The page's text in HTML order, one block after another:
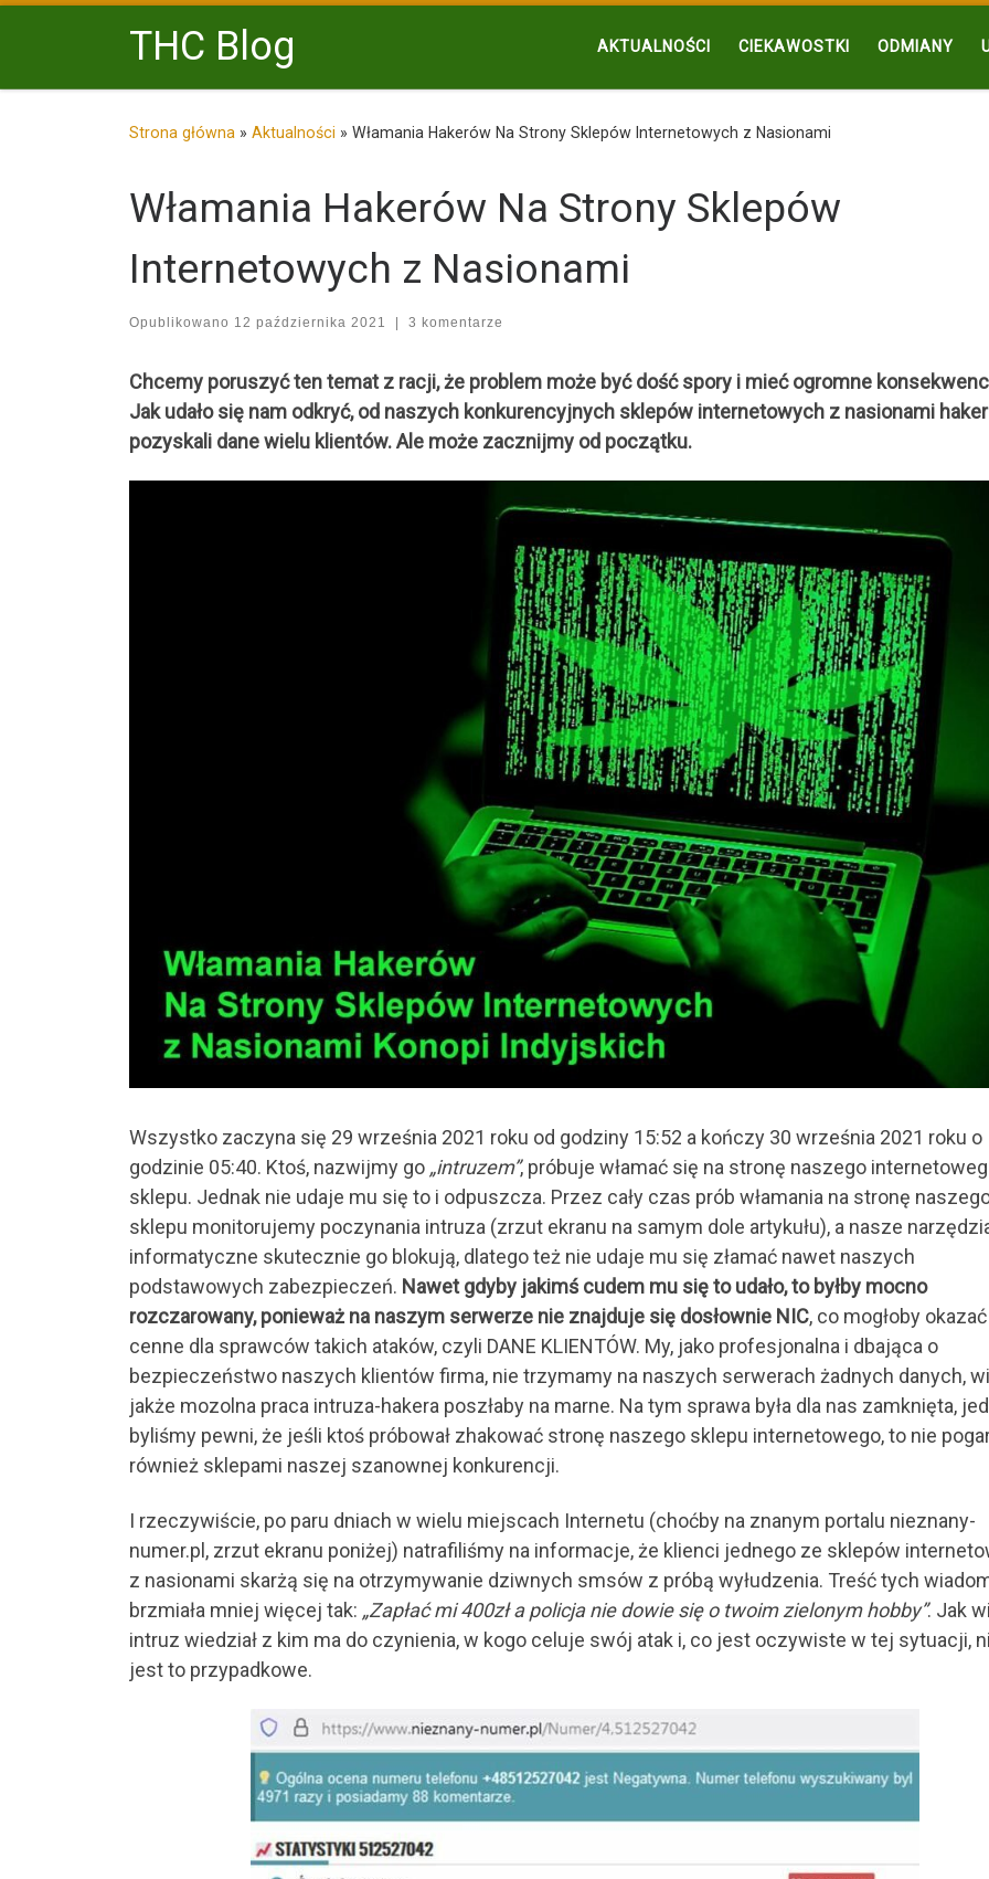
Przejdź do treściTHC Blog AKTUALNOŚCI CIEKAWOSTKI ODMIANY
Strona główna » Aktualności » Włamania Hakerów Na Strony Sklepów Internetowych z Nasionami
Włamania Hakerów Na Strony Sklepów
Internetowych z Nasionami
Opublikowano 12 października 2021 3 komentarze
Chcemy poruszyć ten temat z racji, że problem może być dość spory i mieć ogromne
Jak udało się nam odkryć, od naszych konkurencyjnych sklepów internetowych z nasionami
pozyskali dane wielu klientów. Ale może zacznijmy od początku.
Wszystko zaczyna się 29 września 2021 roku od godziny 15:52 a kończy 30 września 2021 roku o
godzinie 05:40. Ktoś, nazwijmy go „intruzem”, próbuje włamać się na stronę naszego
sklepu. Jednak nie udaje mu się to i odpuszcza. Przez cały czas prób włamania na stronę
sklepu monitorujemy poczynania intruza (zrzut ekranu na samym dole artykułu), a nasze
informatyczne skutecznie go blokują, dlatego też nie udaje mu się złamać nawet naszych
podstawowych zabezpieczeń. Nawet gdyby jakimś cudem mu się to udało, to byłby mocno
rozczarowany, ponieważ na naszym serwerze nie znajduje się dosłownie NIC, co mogłoby
cenne dla sprawców takich ataków, czyli DANE KLIENTÓW. My, jako profesjonalna i dbająca o
bezpieczeństwo naszych klientów firma, nie trzymamy na naszych serwerach żadnych danych,
jakże mozolna praca intruza-hakera poszłaby na marne. Na tym sprawa była dla nas zamknięta,
byliśmy pewni, że jeśli ktoś próbował zhakować stronę naszego sklepu internetowego, to nie
również sklepami naszej szanownej konkurencji.
I rzeczywiście, po paru dniach w wielu miejscach Internetu (choćby na znanym portalu nieznany-
numer.pl, zrzut ekranu poniżej) natrafiliśmy na informacje, że klienci jednego ze sklepów
z nasionami skarżą się na otrzymywanie dziwnych smsów z próbą wyłudzenia. Treść tych
brzmiała mniej więcej tak: „Zapłać mi 400zł a policja nie dowie się o twoim zielonym hobby”. Jak
intruz wiedział z kim ma do czynienia, w kogo celuje swój atak i, co jest oczywiste w tej sytuacji,
jest to przypadkowe.